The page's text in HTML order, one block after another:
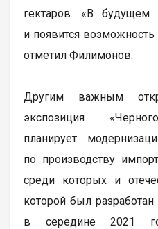
гектаров. «В будущем
и появится
отметил Филимонов.
Другим важным
экспозиция
планирует
по производству
среди которых и
которой был
в середине 2021